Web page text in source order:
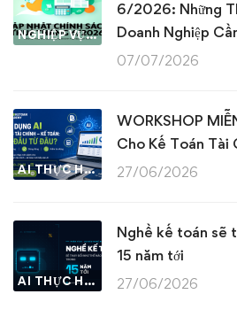
NGHIỆP VỤ KẾ TOÁN & THUẾ
6/2026: Những
Doanh Nghiệp
07/07/2026
AI THỰC HÀNH
WORKSHOP
Cho Kế Toán Tài
27/06/2026
AI THỰC HÀNH
Nghề kế toán sẽ
15 năm tới
27/06/2026